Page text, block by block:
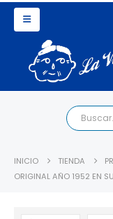
INICIO TIENDA
ORIGINAL AÑO 1952 EN